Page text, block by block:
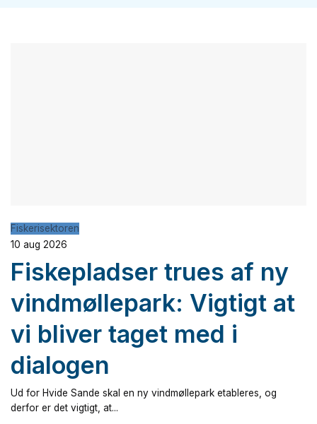
Fiskerisektoren
10 aug 2026
Fiskepladser trues af ny
vindmøllepark: Vigtigt at
vi bliver taget med i
dialogen
Ud for Hvide Sande skal en ny vindmøllepark etableres, og
derfor er det vigtigt, at...